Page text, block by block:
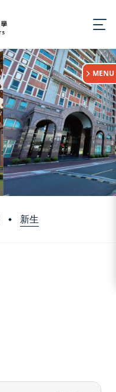
新生
MENU